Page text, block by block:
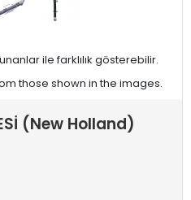
ile farklılık gösterebilir.
those shown in the images.
(New Holland)